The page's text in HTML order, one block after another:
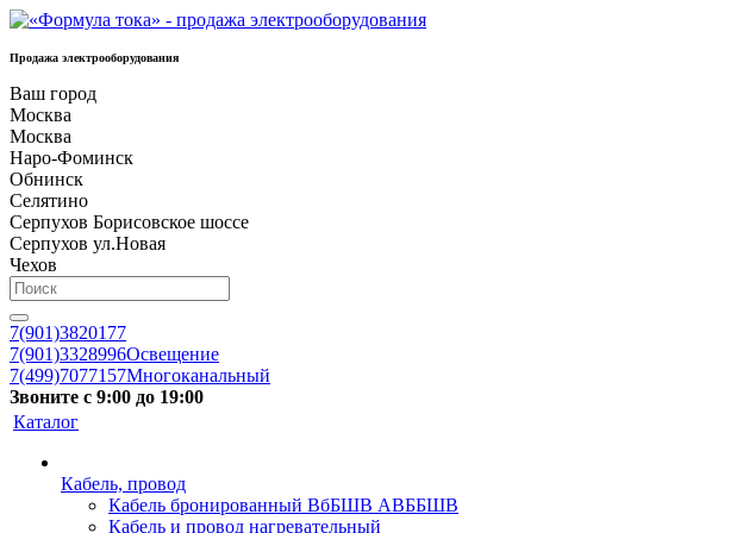
Продажа электрооборудования
Ваш город
Москва
Москва
Наро-Фоминск
Обнинск
Селятино
Серпухов Борисовское шоссе
Серпухов ул.Новая
Чехов
7(901)3820177
7(901)3328996Освещение
7(499)7077157Многоканальный
Звоните с 9:00 до 19:00
Каталог
Кабель, провод
Кабель бронированный ВбБШВ АВББШВ
Кабель и провод нагревательный